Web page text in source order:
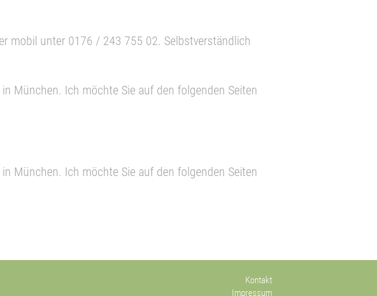
mobil unter 0176 / 243 755 02. Selbstverständlich
München. Ich möchte Sie auf den folgenden Seiten
München. Ich möchte Sie auf den folgenden Seiten
Kontakt
Impressum